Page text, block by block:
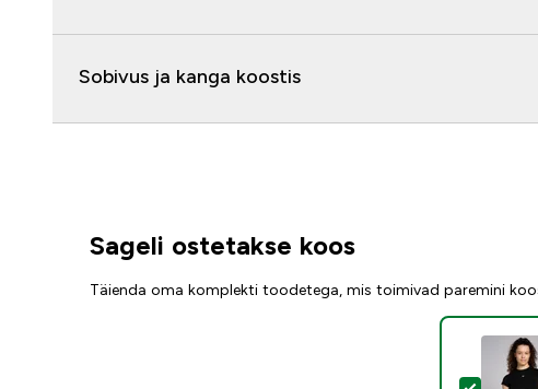
Sobivus ja kanga koostis
Sageli ostetakse koos
Täienda oma komplekti toodetega, mis toimivad paremini